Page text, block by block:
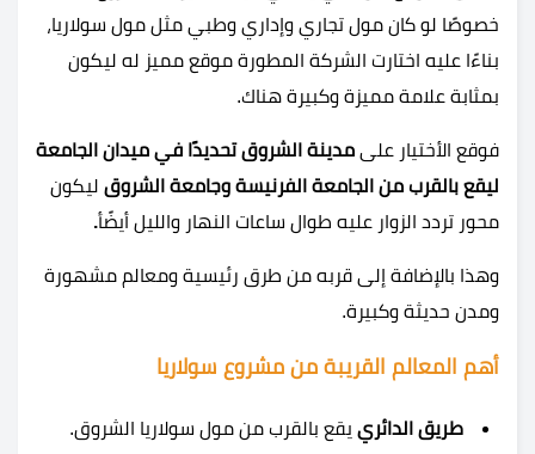
خصوصًا لو كان مول تجاري وإداري وطبي مثل مول سولاريا،
بناءًا عليه اختارت الشركة المطورة موقع مميز له ليكون
بمثابة علامة مميزة وكبيرة هناك.
فوقع الأختيار على مدينة الشروق تحديدًا في ميدان الجامعة
ليقع بالقرب من الجامعة الفرنيسة وجامعة الشروق ليكون
محور تردد الزوار عليه طوال ساعات النهار والليل أيضًأ.
وهذا بالإضافة إلى قربه من طرق رئيسية ومعالم مشهورة
ومدن حديثة وكبيرة.
أهم المعالم القريبة من مشروع سولاريا
طريق الدائري يقع بالقرب من مول سولاريا الشروق.